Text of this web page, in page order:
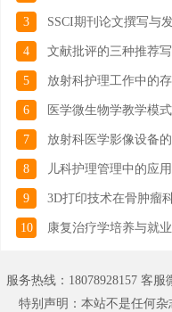
3 SSCI期刊论文撰写与
4 文献批评的三种推荐
5 放射科护理工作中的
6 医学微生物学教学模
7 放射科医学影像设备
8 儿科护理管理中的应
9 3D打印技术在骨肿瘤
10 康复治疗学培养与就
服务热线：18078928157 客服
特别声明：本站不是任何杂